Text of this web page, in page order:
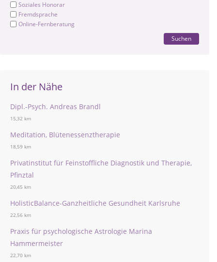
Soziales Honorar
Fremdsprache
Online-Fernberatung
Suchen
In der Nähe
Dipl.-Psych. Andreas Brandl
15,32 km
Meditation, Blütenessenztherapie
18,59 km
Privatinstitut für Feinstoffliche Diagnostik und Therapie,
Pfinztal
20,45 km
HolisticBalance-Ganzheitliche Gesundheit Karlsruhe
22,56 km
Praxis für psychologische Astrologie Marina
Hammermeister
22,70 km